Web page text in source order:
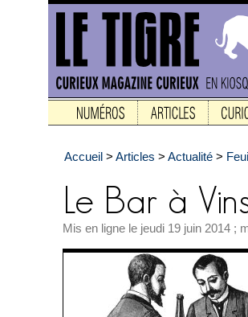
Accueil > Articles > Actualité >
Mis en ligne le jeudi 19 juin 2014 ;